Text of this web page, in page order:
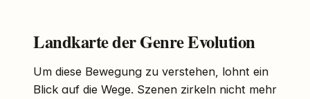
Landkarte der Genre Evolution
Um diese Bewegung zu verstehen, lohnt ein
Blick auf die Wege. Szenen zirkeln nicht mehr